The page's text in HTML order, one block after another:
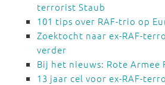
terrorist Staub
101 tips over RAF-trio op
Zoektocht naar ex-RAF-
verder
Bij het nieuws: Rote Armee
13 jaar cel voor ex-RAF-